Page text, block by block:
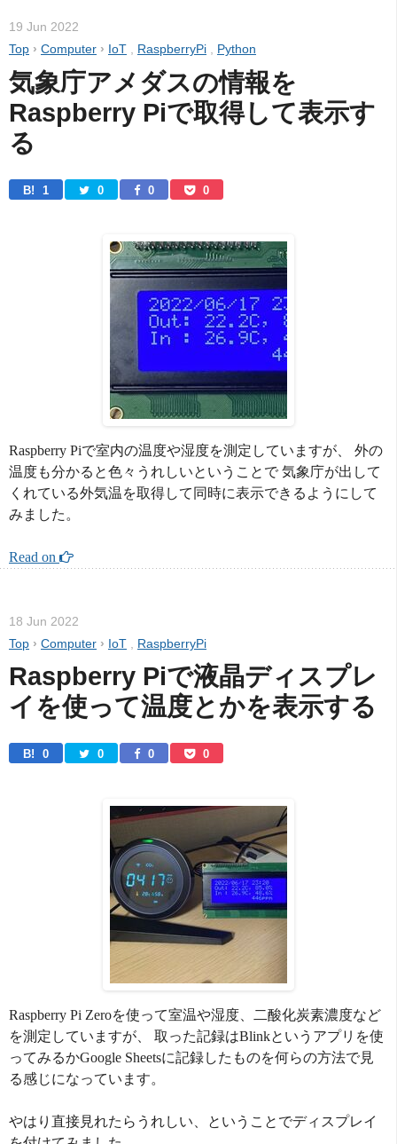
19 Jun 2022
Top › Computer › IoT , RaspberryPi , Python
気象庁アメダスの情報を
Raspberry Piで取得して表示す
る
B! 1 0 0 0
Raspberry Piで室内の温度や湿度を測定していますが、 外の
温度も分かると色々うれしいということで 気象庁が出して
くれている外気温を取得して同時に表示できるようにして
みました。
Read on
18 Jun 2022
Top › Computer › IoT RaspberryPi
Raspberry Piで液晶ディスプレ
イを使って温度とかを表示する
B! 0 0 0 0
Raspberry Pi Zeroを使って室温や湿度、二酸化炭素濃度など
を測定していますが、 取った記録はBlinkというアプリを使
ってみるかGoogle Sheetsに記録したものを何らの方法で見
る感じになっています。
やはり直接見れたらうれしい、ということでディスプレイ